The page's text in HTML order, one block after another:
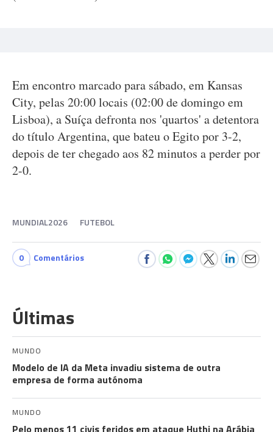
Em encontro marcado para sábado, em Kansas
City, pelas 20:00 locais (02:00 de domingo em
Lisboa), a Suíça defronta nos 'quartos' a detentora
do título Argentina, que bateu o Egito por 3-2,
depois de ter chegado aos 82 minutos a perder por
2-0.
MUNDIAL2026 FUTEBOL
0 Comentários
Últimas
MUNDO
Modelo de IA da Meta invadiu sistema de outra
empresa de forma autónoma
MUNDO
Pelo menos 11 civis feridos em ataque Huthi na Arábia